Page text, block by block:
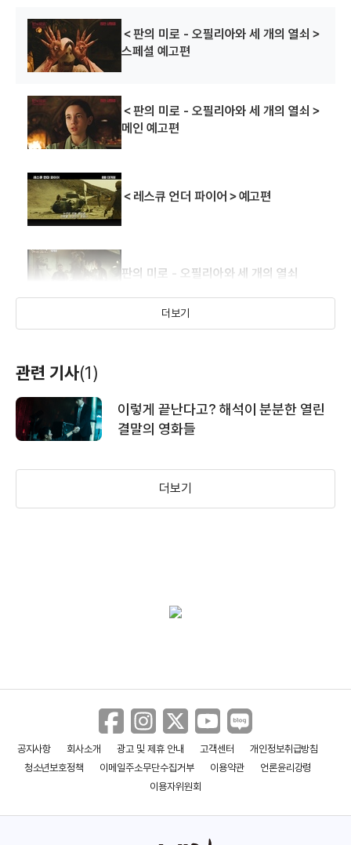
＜판의 미로 - 오필리아와 세 개의 열쇠＞
스페셜 예고편
＜판의 미로 - 오필리아와 세 개의 열쇠＞
메인 예고편
＜레스큐 언더 파이어＞예고편
판의 미로 - 오필리아와 세 개의 열쇠
판의 미로 - 오필리아와 세 개의 열쇠
(메인)
판의 미로 - 오필리아와 세 개의 열쇠
(티져)
더보기
관련 기사(1)
이렇게 끝난다고? 해석이 분분한 열린
결말의 영화들
더보기
공지사항 회사소개 광고 및 제휴 안내 고객센터
개인정보취급방침
청소년보호정책
이메일주소무단수집거부 이용약관
언론윤리강령
이용자위원회